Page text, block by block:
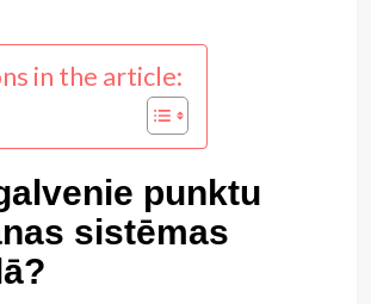
in the article:
punktu
sistēmas